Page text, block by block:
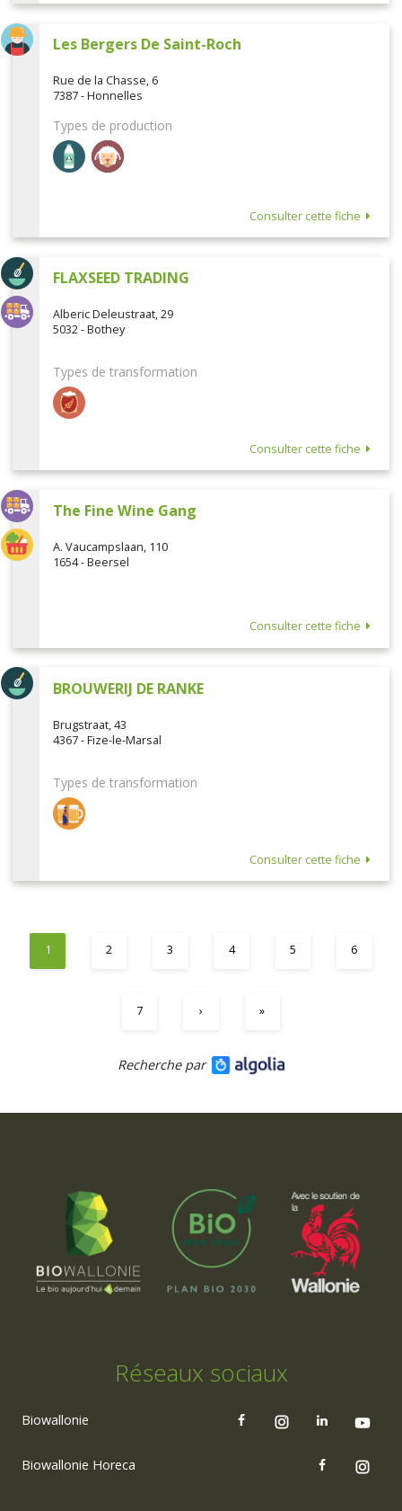
Les Bergers De Saint-Roch
Rue de la Chasse, 6
7387 - Honnelles
Types de production
Consulter cette fiche
FLAXSEED TRADING
Alberic Deleustraat, 29
5032 - Bothey
Types de transformation
Consulter cette fiche
The Fine Wine Gang
A. Vaucampslaan, 110
1654 - Beersel
Consulter cette fiche
BROUWERIJ DE RANKE
Brugstraat, 43
4367 - Fize-le-Marsal
Types de transformation
Consulter cette fiche
1 2 3 4 5 6
7 › »
Recherche par
Réseaux sociaux
Biowallonie
Biowallonie Horeca